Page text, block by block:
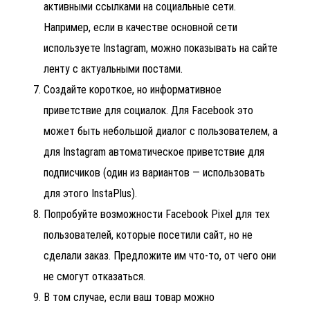
активными ссылками на социальные сети.
Например, если в качестве основной сети
используете Instagram, можно показывать на сайте
ленту с актуальными постами.
Создайте короткое, но информативное
приветствие для социалок. Для Facebook это
может быть небольшой диалог с пользователем, а
для Instagram автоматическое приветствие для
подписчиков (один из вариантов — использовать
для этого InstaPlus).
Попробуйте возможности Facebook Pixel для тех
пользователей, которые посетили сайт, но не
сделали заказ. Предложите им что-то, от чего они
не смогут отказаться.
В том случае, если ваш товар можно